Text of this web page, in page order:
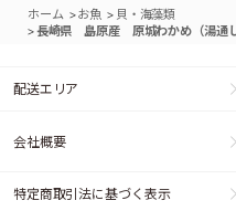
ホーム >お魚 > 貝・海藻類
>長崎県 島原産 原城わかめ（湯通し
配送エリア
会社概要
特定商取引法に基づく表示